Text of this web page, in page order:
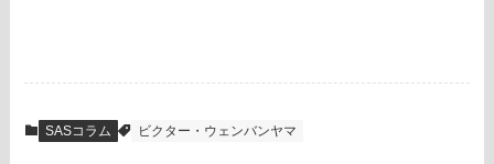
SASコラム ビクター・ウェンバンヤマ